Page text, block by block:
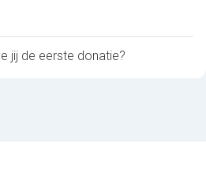
jij de eerste donatie?